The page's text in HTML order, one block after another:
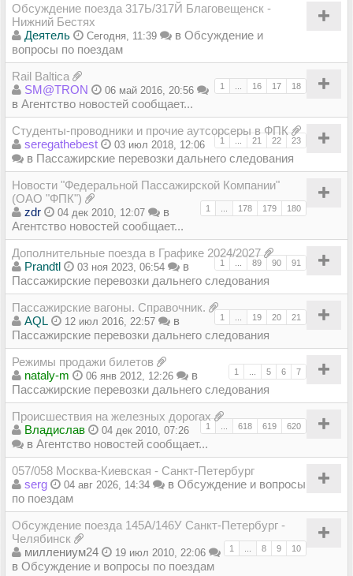
Обсуждение поезда 317Ь/317Й Благовещенск -
Нижний Бестях
Деятель
Сегодня, 11:39 в Обсуждение и
вопросы по поездам
Rail Baltica
1 16 17 18
SM@TRON 06 май 2016, 20:56
в Агентство новостей сообщает...
Студенты-проводники и прочие аутсорсеры в ФПК
1 ... 21 22 23
seregathebest 03 июл 2018, 12:06
в Пассажирские перевозки дальнего следования
Новости "Федеральной Пассажирской Компании"
(ОАО "ФПК")
1 178 179 180
zdr 04 дек 2010, 12:07
в
Агентство новостей сообщает...
Дополнительные поезда в Графике 2024/2027
1 89 90 91
Prandtl 03 ноя 2023, 06:54
в
Пассажирские перевозки дальнего следования
Пассажирские вагоны. Справочник.
1 19 20 21
AQL 12 июл 2016, 22:57
в
Пассажирские перевозки дальнего следования
Режимы продажи билетов
1 5 6 7
nataly-m 06 янв 2012, 12:26
в
Пассажирские перевозки дальнего следования
Происшествия на железных дорогах
1 618 619 620
Владиcлав 04 дек 2010, 07:26
в Агентство новостей сообщает...
057/058 Москва-Киевская - Санкт-Петербург
serg
04 авг 2026, 14:34 в Обсуждение и вопросы
по поездам
Обсуждение поезда 145А/146У Санкт-Петербург -
Челябинск
1 8 9 10
миллениум24 19 июл 2010, 22:06
в Обсуждение и вопросы по поездам